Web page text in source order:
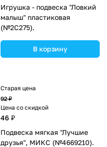
Игрушка - подвеска "Ловкий
малыш" пластиковая
(№2С275).
В корзину
Старая цена
92 ₽
Цена со скидкой
46 ₽
Подвеска мягкая "Лучшие
друзья", МИКС (№4669210).